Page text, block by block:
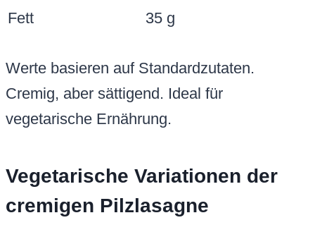
Fett
35 g
Werte basieren auf Standardzutaten.
Cremig, aber sättigend. Ideal für
vegetarische Ernährung.
Vegetarische Variationen der
cremigen Pilzlasagne